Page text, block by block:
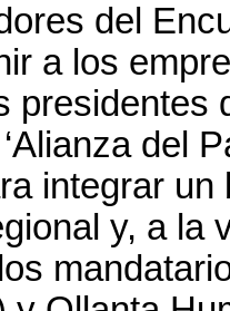
del
a los
presidentes
del
integrar
y, a la